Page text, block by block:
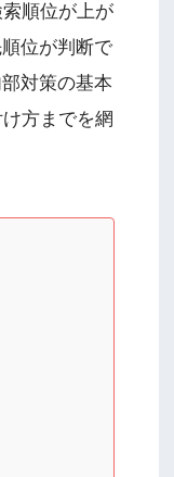
順位が上が
位が判断で
対策の基本
方までを網